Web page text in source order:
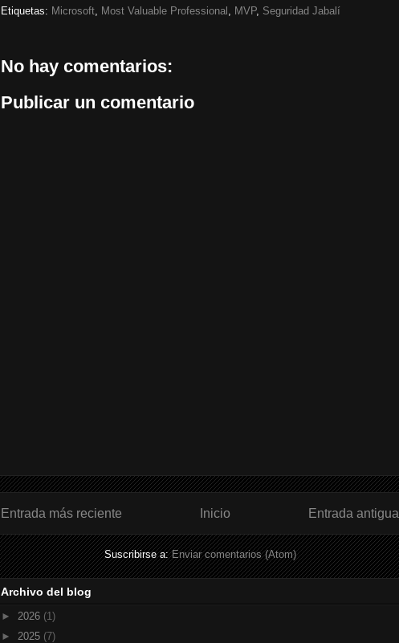
Etiquetas: Microsoft Most Valuable Professional MVP, Seguridad Jabalí
No hay comentarios:
Publicar un comentario
Entrada más reciente Entrada antigua
Inicio
Suscribirse a:Enviar comentarios (Atom)
Archivo del blog
► 2026 (1)
► 2025 (7)